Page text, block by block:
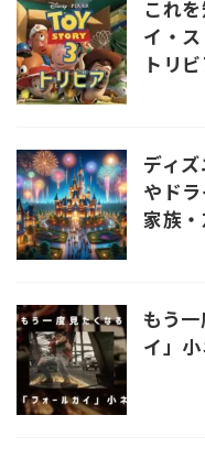
これ
イ・
トリ
ディ
やド
家族
もう
イ」